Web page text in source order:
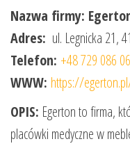
Nazwa firmy:
Adres: ul. Legnicka 21,
Telefon: +48 729 086
WWW: https://
OPIS: Egerton to firma,
placówki medyczne w